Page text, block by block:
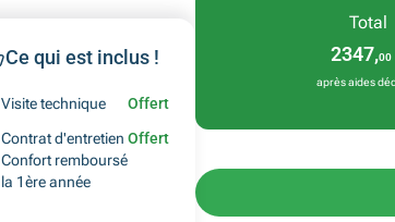
Total
2347,00
après aides
Ce qui est inclus !
Visite technique
Offert
Contrat d'entretien
Confort remboursé
la 1ère année
Offert